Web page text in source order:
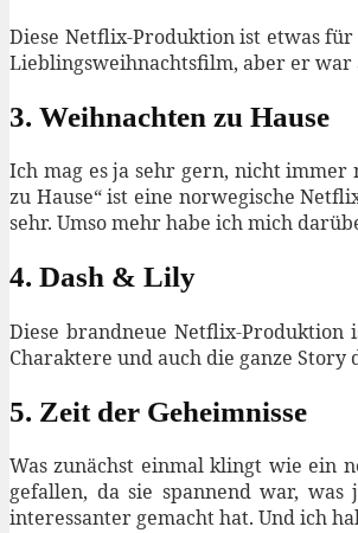
Diese Netflix-Produktion ist etwas
Lieblingsweihnachtsfilm, aber er war
3. Weihnachten zu Hause
Ich mag es ja sehr gern, nicht immer
zu Hause“ ist eine norwegische
sehr. Umso mehr habe ich mich
4. Dash & Lily
Diese brandneue Netflix-Produktion
Charaktere und auch die ganze Story
5. Zeit der Geheimnisse
Was zunächst einmal klingt wie ein
gefallen, da sie spannend war,
interessanter gemacht hat. Und ich